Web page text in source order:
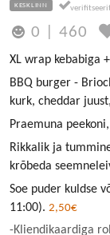
KESKLINN
0 |460
XL wrap kebabiga
BBQ burger -
kurk, cheddar
Praemuna
Rikkalik ja
krõbeda
Soe puder kuldse
11:00). 2,50€
-Kliendikaardiga